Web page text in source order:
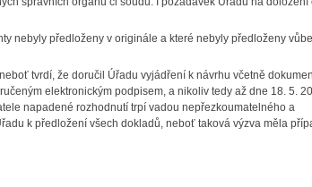
předloženy v originále a které nebyly předloženy
tvrdí, že doručil Úřadu vyjádření k návrhu včetně
elektronickým podpisem, a nikoliv tedy až dne 18. 5.
napadené rozhodnutí trpí vadou nepřezkoumatelného a
k předložení všech dokladů, neboť taková výzva měla